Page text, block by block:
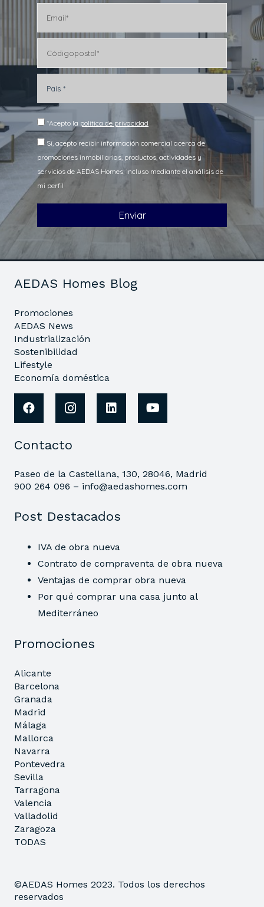
AEDAS Homes Blog
Promociones
AEDAS News
Industrialización
Sostenibilidad
Lifestyle
Economía doméstica
Contacto
Paseo de la Castellana, 130, 28046, Madrid
900 264 096 – info@aedashomes.com
Post Destacados
IVA de obra nueva
Contrato de compraventa de obra nueva
Ventajas de comprar obra nueva
Por qué comprar una casa junto al
Mediterráneo
Promociones
Alicante
Barcelona
Granada
Madrid
Málaga
Mallorca
Navarra
Pontevedra
Sevilla
Tarragona
Valencia
Valladolid
Zaragoza
TODAS
©AEDAS Homes 2023. Todos los derechos
reservados